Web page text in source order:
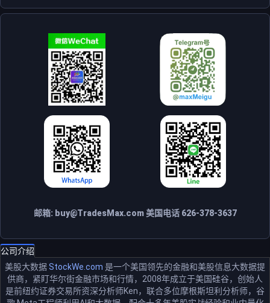
邮箱: buy@TradesMax.com美国电话 626-378-3637
公司介绍
美股大数据StockWe.com 是一个美国领先的金融和美股信息大数据提
供商，紧盯华尔街金融市场和行情，2008年成立于美国硅谷，创始人
是前纽约证券交易所资深分析师Ken，联合多位摩根斯坦利分析师，谷